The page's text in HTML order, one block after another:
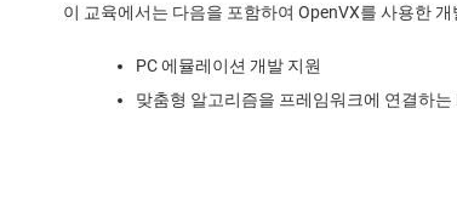
이 교육에서는 다음을 포함하여 OpenVX를 사용한
PC 에뮬레이션 개발 지원
맞춤형 알고리즘을 프레임워크에 연결하